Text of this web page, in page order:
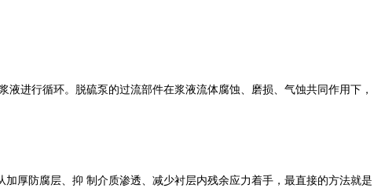
液进行循环。脱硫泵的过流部件在浆液流体腐蚀、磨损、气蚀共同作用下，
从加厚防腐层、抑 制介质渗透、减少衬层内残余应力着手，最直接的方法就是